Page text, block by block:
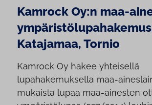
Kamrock Oy:n maa-
Katajamaa, Tornio
Kamrock Oy hakee yhteisellä
lupahakemuksella maa-
mukaista lupaa maa-ainesten